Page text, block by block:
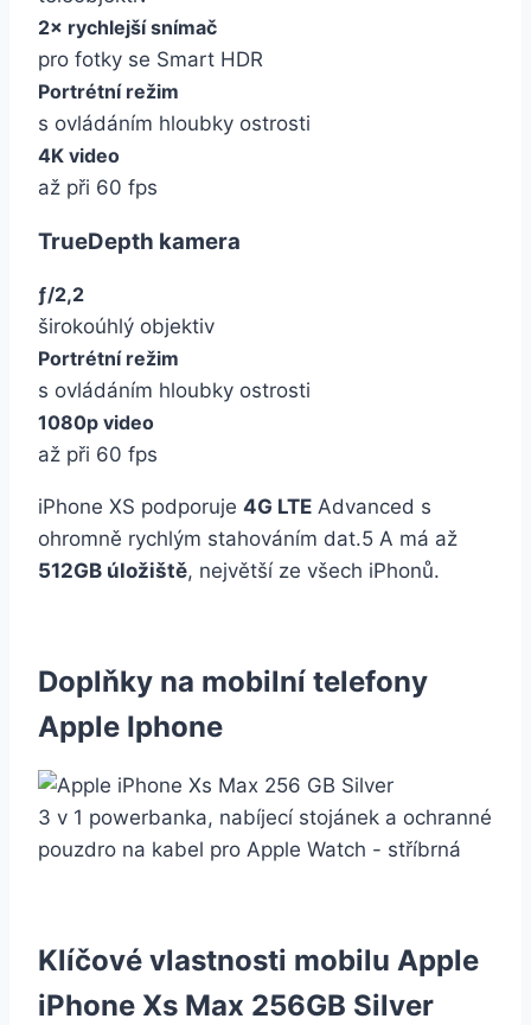
2× rychlejší snímač
pro fotky se Smart HDR
Portrétní režim
s ovládáním hloubky ostrosti
4K video
až při 60 fps
TrueDepth kamera
ƒ/2,2
širokoúhlý objektiv
Portrétní režim
s ovládáním hloubky ostrosti
1080p video
až při 60 fps
iPhone XS podporuje 4G LTE Advanced s
ohromně rychlým stahováním dat.5 A má až
512GB úložiště, největší ze všech iPhonů.
Doplňky na mobilní telefony
Apple Iphone
3 v 1 powerbanka, nabíjecí stojánek a ochranné
pouzdro na kabel pro Apple Watch - stříbrná
Klíčové vlastnosti mobilu Apple
iPhone Xs Max 256GB Silver